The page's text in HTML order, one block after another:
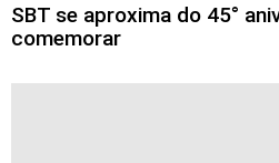
SBT se aproxima do 45°
comemorar